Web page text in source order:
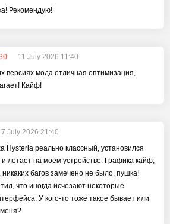
Рекомендую!
11 July 2026 11:40
версиях мода отличная оптимизация,
Кайф!
7 July 2026 21:40
Hysteria реально классный, установился
летает на моем устройстве. Графика кайф,
никаких багов замечено не было, пушка!
что иногда исчезают некоторые
У кого-то тоже такое бывает или
меня?